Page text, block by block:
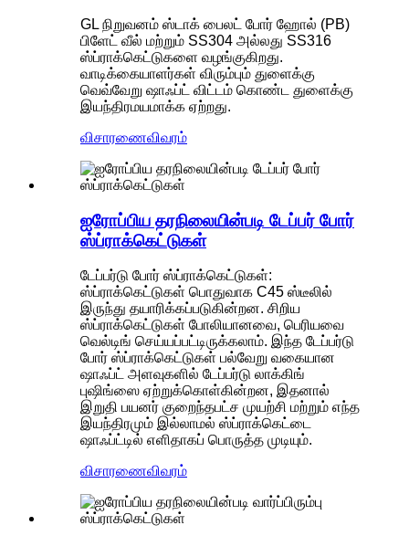
GL நிறுவனம் ஸ்டாக் பைலட் போர் ஹோல் (PB)
பிளேட் வீல் மற்றும் SS304 அல்லது SS316
ஸ்ப்ராக்கெட்டுகளை வழங்குகிறது.
வாடிக்கையாளர்கள் விரும்பும் துளைக்கு
வெவ்வேறு ஷாஃப்ட் விட்டம் கொண்ட துளைக்கு
இயந்திரமயமாக்க ஏற்றது.
விசாரணைவிவரம்
ஐரோப்பிய தரநிலையின்படி டேப்பர் போர்
ஸ்ப்ராக்கெட்டுகள்
டேப்பர்டு போர் ஸ்ப்ராக்கெட்டுகள்:
ஸ்ப்ராக்கெட்டுகள் பொதுவாக C45 ஸ்டீலில்
இருந்து தயாரிக்கப்படுகின்றன. சிறிய
ஸ்ப்ராக்கெட்டுகள் போலியானவை, பெரியவை
வெல்டிங் செய்யப்பட்டிருக்கலாம். இந்த டேப்பர்டு
போர் ஸ்ப்ராக்கெட்டுகள் பல்வேறு வகையான
ஷாஃப்ட் அளவுகளில் டேப்பர்டு லாக்கிங்
புஷிங்ஸை ஏற்றுக்கொள்கின்றன, இதனால்
இறுதி பயனர் குறைந்தபட்ச முயற்சி மற்றும் எந்த
இயந்திரமும் இல்லாமல் ஸ்ப்ராக்கெட்டை
ஷாஃப்ட்டில் எளிதாகப் பொருத்த முடியும்.
விசாரணைவிவரம்